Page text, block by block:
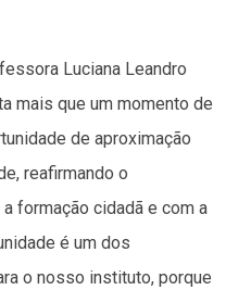
Luciana Leandro
mais que um momento de
de aproximação
reafirmando o
formação cidadã e com a
é um dos
o nosso instituto, porque